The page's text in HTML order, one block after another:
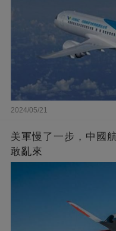
2024/05/21
美軍慢了一步，中國
敢亂來